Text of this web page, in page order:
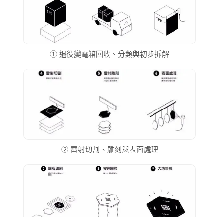
① 退役變電箱回收、分類與初步拆解
② 雷射切割、雕刻與表面處理